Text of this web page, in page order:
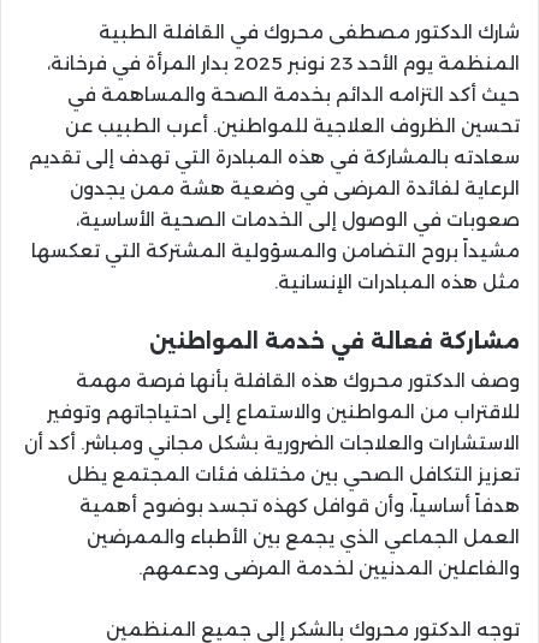
شارك الدكتور مصطفى محروك في القافلة الطبية
المنظمة يوم الأحد 23 نونبر 2025 بدار المرأة في فرخانة،
حيث أكد التزامه الدائم بخدمة الصحة والمساهمة في
تحسين الظروف العلاجية للمواطنين. أعرب الطبيب عن
سعادته بالمشاركة في هذه المبادرة التي تهدف إلى تقديم
الرعاية لفائدة المرضى في وضعية هشة ممن يجدون
صعوبات في الوصول إلى الخدمات الصحية الأساسية،
مشيداً بروح التضامن والمسؤولية المشتركة التي تعكسها
مثل هذه المبادرات الإنسانية.
مشاركة فعالة في خدمة المواطنين
وصف الدكتور محروك هذه القافلة بأنها فرصة مهمة
للاقتراب من المواطنين والاستماع إلى احتياجاتهم وتوفير
الاستشارات والعلاجات الضرورية بشكل مجاني ومباشر. أكد أن
تعزيز التكافل الصحي بين مختلف فئات المجتمع يظل
هدفاً أساسياً، وأن قوافل كهذه تجسد بوضوح أهمية
العمل الجماعي الذي يجمع بين الأطباء والممرضين
والفاعلين المدنيين لخدمة المرضى ودعمهم.
توجه الدكتور محروك بالشكر إلى جميع المنظمين